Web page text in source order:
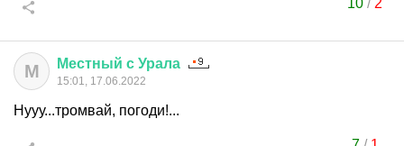
10 / 2
М Местный с Урала
15:01, 17.06.2022
Нууу...тромвай, погоди!...